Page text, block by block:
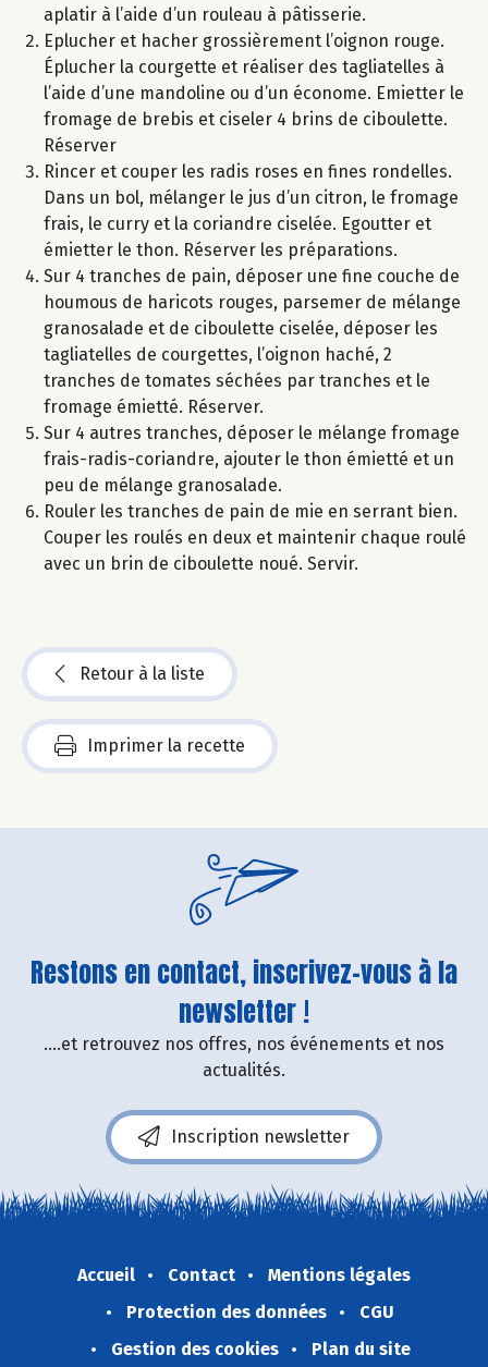
aplatir à l’aide d’un rouleau à pâtisserie.
Eplucher et hacher grossièrement l’oignon rouge.
Éplucher la courgette et réaliser des tagliatelles à
l’aide d’une mandoline ou d’un économe. Emietter le
fromage de brebis et ciseler 4 brins de ciboulette.
Réserver
Rincer et couper les radis roses en fines rondelles.
Dans un bol, mélanger le jus d’un citron, le fromage
frais, le curry et la coriandre ciselée. Egoutter et
émietter le thon. Réserver les préparations.
Sur 4 tranches de pain, déposer une fine couche de
houmous de haricots rouges, parsemer de mélange
granosalade et de ciboulette ciselée, déposer les
tagliatelles de courgettes, l’oignon haché, 2
tranches de tomates séchées par tranches et le
fromage émietté. Réserver.
Sur 4 autres tranches, déposer le mélange fromage
frais-radis-coriandre, ajouter le thon émietté et un
peu de mélange granosalade.
Rouler les tranches de pain de mie en serrant bien.
Couper les roulés en deux et maintenir chaque roulé
avec un brin de ciboulette noué. Servir.
Retour à la liste
Imprimer la recette
Restons en contact, inscrivez-vous à la
newsletter !
....et retrouvez nos offres, nos événements et nos
actualités.
Inscription newsletter
Accueil Contact
Mentions légales
Protection des données
CGU
Gestion des cookies
Plan du site